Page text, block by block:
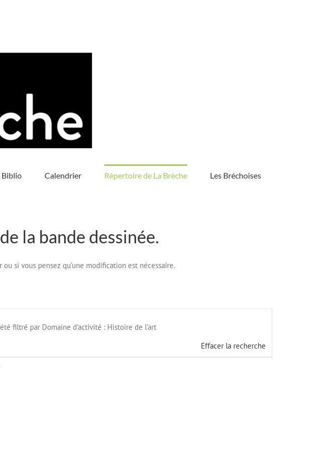
Biblio Calendrier Répertoire de La Brèche Les Bréchoises
la bande dessinée.
si vous pensez qu’une modification est nécessaire.
filtré par Domaine d’activité : Histoire de l’art
Effacer la recherche